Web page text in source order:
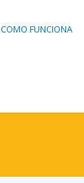
COMO FUNCIONA